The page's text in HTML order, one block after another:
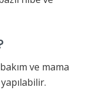
ve mama